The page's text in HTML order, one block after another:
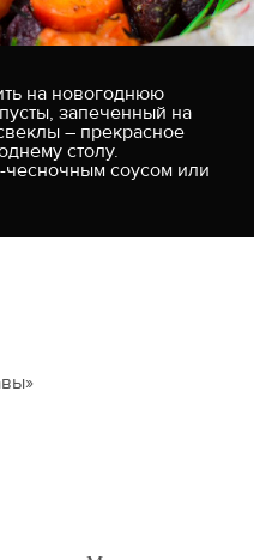
на новогоднюю
запеченный на
– прекрасное
столу.
чесночным соусом или